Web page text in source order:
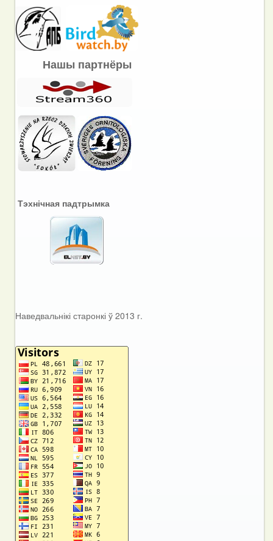
Нашы партнёры
Тэхнічная падтрымка
Наведвальнікі старонкі ў 2013 г.